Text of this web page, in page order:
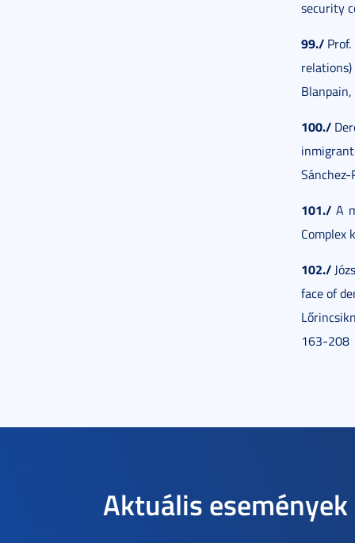
security
99./
relations)
100./
101./ A
Complex
102./
face of
163-208
Aktuális események